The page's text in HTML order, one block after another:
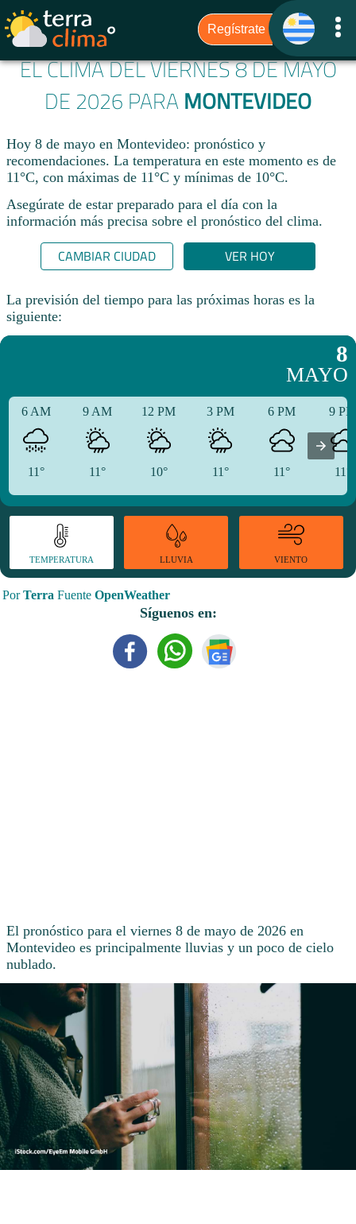
EL CLIMA DEL VIERNES 8 DE MAYO
DE 2026 PARA MONTEVIDEO
Hoy 8 de mayo en Montevideo: pronóstico y
recomendaciones. La temperatura en este momento es de
11°C, con máximas de 11°C y mínimas de 10°C.
Asegúrate de estar preparado para el día con la
información más precisa sobre el pronóstico del clima.
CAMBIAR CIUDAD VER HOY
La previsión del tiempo para las próximas horas es la
siguiente:
8
MAYO
6 AM
11°
9 AM
11°
12 PM
10°
3 PM
11°
6 PM
11°
9
11°
TEMPERATURA LLUVIA VIENTO
PorTerra Fuente OpenWeather
Síguenos en:
El pronóstico para el viernes 8 de mayo de 2026 en
Montevideo es principalmente lluvias y un poco de cielo
nublado.